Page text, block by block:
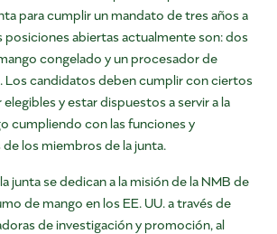
para cumplir un mandato de tres años a
posiciones abiertas actualmente son: dos
congelado y un procesador de
Los candidatos deben cumplir con ciertos
y estar dispuestos a servir a la
cumpliendo con las funciones y
los miembros de la junta.
junta se dedican a la misión de la NMB de
de mango en los EE. UU. a través de
de investigación y promoción, al